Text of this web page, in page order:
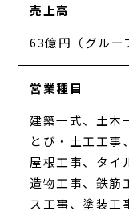
売上高
63億円（グル
営業種目
建築一式、土木
とび・土工工事
屋根工事、タイ
造物工事、鉄筋
ス工事、塗装工